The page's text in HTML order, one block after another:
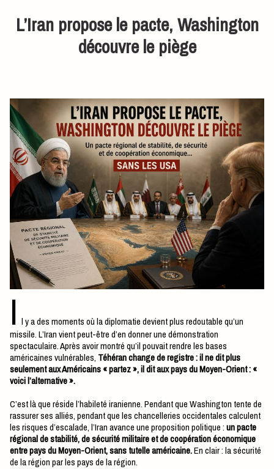
L’Iran propose le pacte, Washington
découvre le piège
I l y a des moments où la diplomatie devient plus redoutable qu’un
missile. L’Iran vient peut-être d’en donner une démonstration
spectaculaire. Après avoir montré qu’il pouvait rendre les bases
américaines vulnérables, Téhéran change de registre : il ne dit plus
seulement aux Américains « partez », il dit aux pays du Moyen-Orient : «
voici l’alternative ».
C’est là que réside l’habileté iranienne. Pendant que Washington tente de
rassurer ses alliés, pendant que les chancelleries occidentales calculent
les risques d’escalade, l’Iran avance une proposition politique :un pacte
régional de stabilité, de sécurité militaire et de coopération économique
entre pays du Moyen-Orient, sans tutelle américaine.En clair : la sécurité
de la région par les pays de la région.